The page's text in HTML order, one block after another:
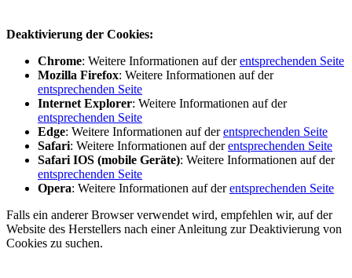
Deaktivierung der Cookies:
Chrome: Weitere Informationen auf derentsprechenden Seite
Mozilla Firefox: Weitere Informationen auf der
entsprechenden Seite
Internet Explorer: Weitere Informationen auf der
entsprechenden Seite
Edge: Weitere Informationen auf derentsprechenden Seite
Safari: Weitere Informationen auf derentsprechenden Seite
Safari IOS (mobile Geräte): Weitere Informationen auf der
entsprechenden Seite
Opera: Weitere Informationen auf derentsprechenden Seite
Falls ein anderer Browser verwendet wird, empfehlen wir, auf der
Website des Herstellers nach einer Anleitung zur Deaktivierung von
Cookies zu suchen.